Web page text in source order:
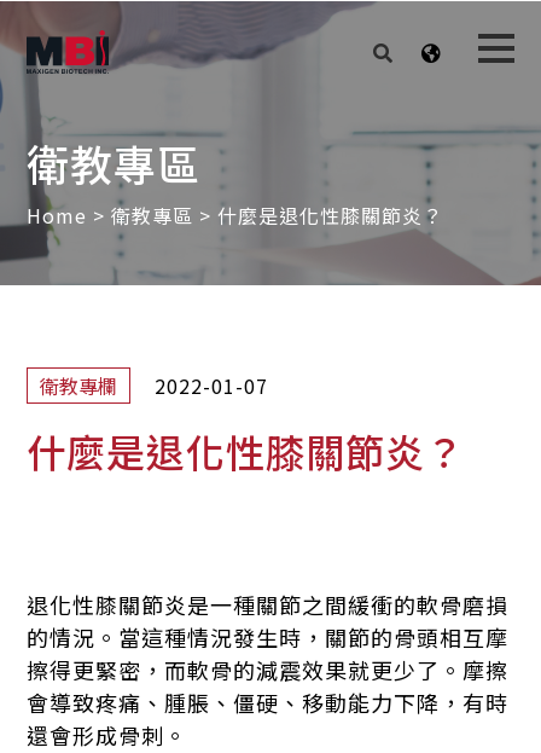
衛教專區
Home >衛教專區 > 什麼是退化性膝關節炎？
衛教專欄 2022-01-07
什麼是退化性膝關節炎？
退化性膝關節炎是一種關節之間緩衝的軟骨磨損
的情況。當這種情況發生時，關節的骨頭相互摩
擦得更緊密，而軟骨的減震效果就更少了。摩擦
會導致疼痛、腫脹、僵硬、移動能力下降，有時
還會形成骨刺。